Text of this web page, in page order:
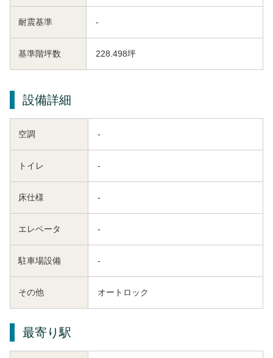
耐震基準 -
基準階坪数 228.498坪
設備詳細
空調 -
トイレ -
床仕様 -
エレベータ -
駐車場設備 -
その他 オートロック
最寄り駅